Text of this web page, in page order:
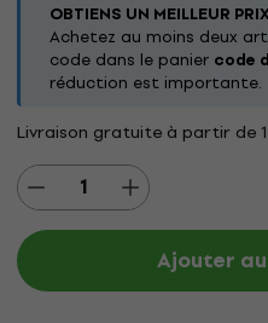
OBTIENS UN MEILLEUR
Achetez au moins deux
code dans le panier code
réduction est importante.
Livraison gratuite à partir de
Ajouter